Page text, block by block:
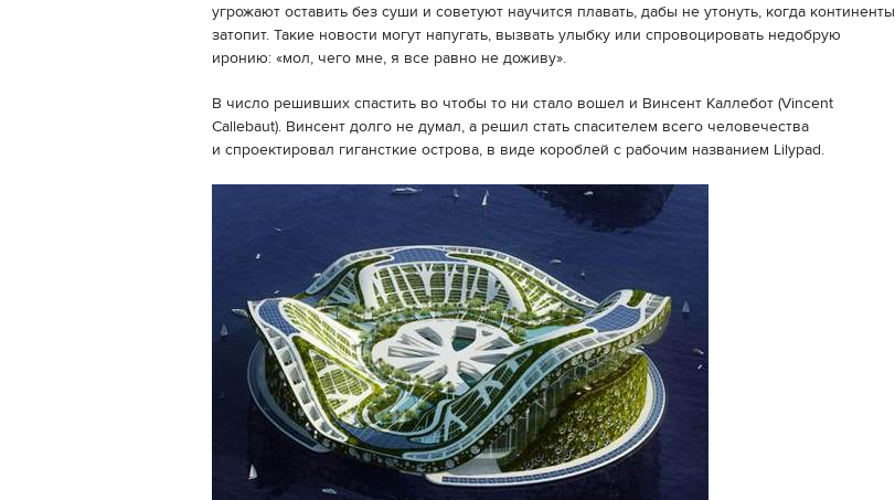
угрожают оставить без суши и советуют научится плавать, дабы не утонуть, когда континенты
затопит. Такие новости могут напугать, вызвать улыбку или спровоцировать недобрую
иронию: «мол, чего мне, я все равно не доживу».
В число решивших спастить во чтобы то ни стало вошел и Винсент Каллебот (Vincent
Callebaut). Винсент долго не думал, а решил стать спасителем всего человечества
и спроектировал гигансткие острова, в виде короблей с рабочим названием Lilypad.